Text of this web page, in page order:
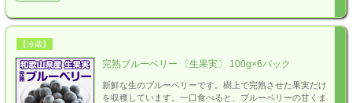
【冷蔵】
完熟ブルーベリー 〔生果実〕 100g×6パック
新鮮な生のブルーベリーです。樹上で完熟させた果実だけ
を収穫しています。一口食べると、ブルーベリーの甘くま